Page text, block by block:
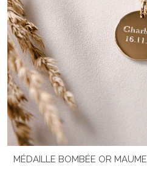
MÉDAILLE BOMBÉE OR MAUME